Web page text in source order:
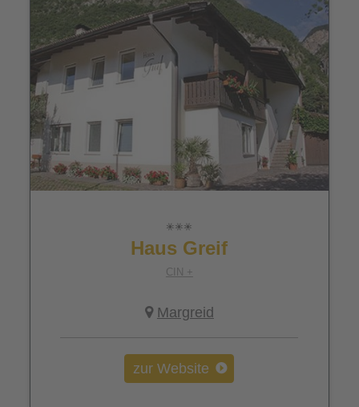
Haus Greif
CIN +
Margreid
zur Website